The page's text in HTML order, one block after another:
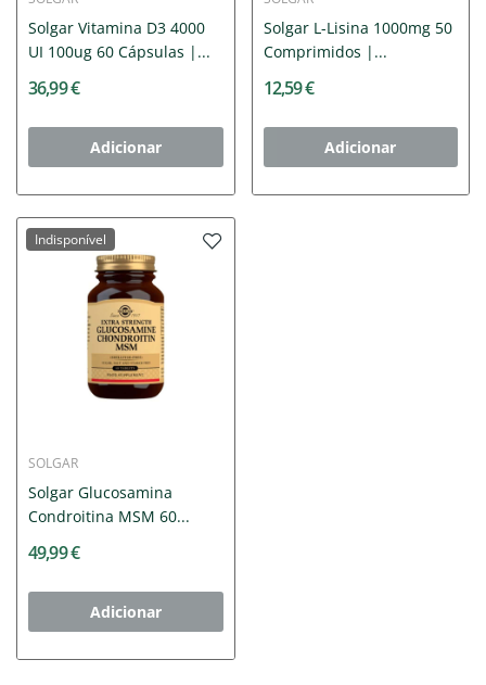
Solgar Vitamina D3 4000
UI 100ug 60 Cápsulas |...
36,99 €
Adicionar
Solgar L-Lisina 1000mg 50
Comprimidos |...
12,59 €
Adicionar
Indisponível
SOLGAR
Solgar Glucosamina
Condroitina MSM 60...
49,99 €
Adicionar